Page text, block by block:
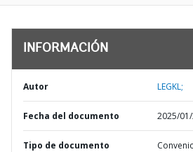
INFORMACIÓN
Autor LEGKL;
Fecha del documento 2025/
Tipo de documento